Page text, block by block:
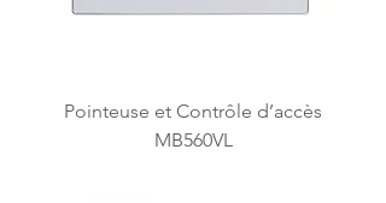
Pointeuse et Contrôle d’accès
MB560VL